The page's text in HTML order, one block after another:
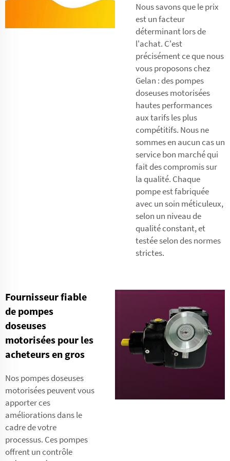
Nous savons que le prix
est un facteur
déterminant lors de
l'achat. C'est
précisément ce que nous
vous proposons chez
Gelan : des pompes
doseuses motorisées
hautes performances
aux tarifs les plus
compétitifs. Nous ne
sommes en aucun cas un
service bon marché qui
fait des compromis sur
la qualité. Chaque
pompe est fabriquée
avec un soin méticuleux,
selon un niveau de
qualité constant, et
testée selon des normes
strictes.
Fournisseur fiable
de pompes
doseuses
motorisées pour les
acheteurs en gros
Nos pompes doseuses
motorisées peuvent vous
apporter ces
améliorations dans le
cadre de votre
processus. Ces pompes
offrent un contrôle